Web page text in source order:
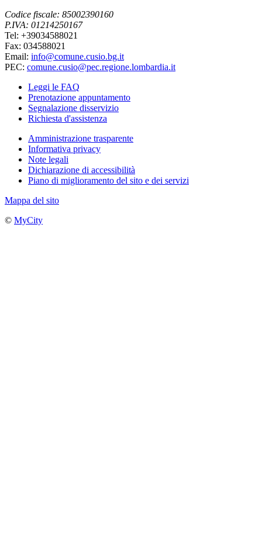
Codice fiscale: 85002390160
P.IVA: 01214250167
Tel: +39034588021
Fax: 034588021
Email: info@comune.cusio.bg.it
PEC: comune.cusio@pec.regione.lombardia.it
Leggi le FAQ
Prenotazione appuntamento
Segnalazione disservizio
Richiesta d'assistenza
Amministrazione trasparente
Informativa privacy
Note legali
Dichiarazione di accessibilità
Piano di miglioramento del sito e dei servizi
Mappa del sito
© MyCity